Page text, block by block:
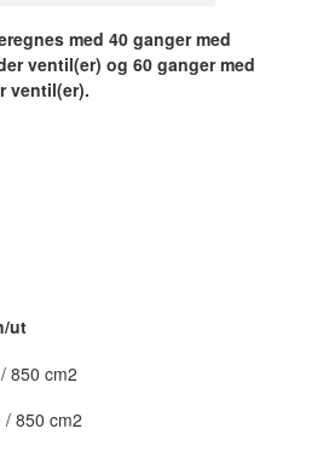
med 40 ganger med
ventil(er) og 60 ganger med
ventil(er).
ut
850 cm2
/ 850 cm2